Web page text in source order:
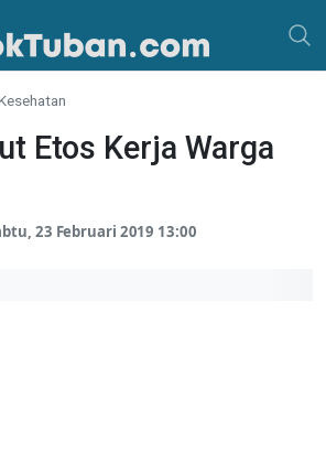
Etos Kerja Warga
23 Februari 2019 13:00